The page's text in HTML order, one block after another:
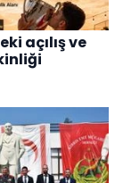
açılış ve